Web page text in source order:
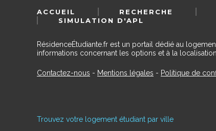
ACCUEIL RECHERCHE
SIMULATION D'APL
RésidenceÉtudiante.fr est un portail dédié au
informations concernant les options et à la
Contactez-nous - Mentions légales - Politique de
Trouvez votre logement étudiant par ville